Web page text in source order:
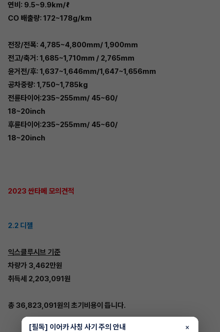
연비: 9.5~9.9km/ℓ
CO 배출량: 172~178g/km
전장/전폭: 4,785~4,800mm/ 1,900mm
전고/축거: 1,685~1,710mm / 2,765mm
윤거전/후: 1,637~1,646mm/1,647~1,656mm
공차중량: 1,750~1,785kg
전륜타이어:235~255mm/ 45~60/
18~20inch
후륜타이어:235~255mm/ 45~60/
18~20inch
2023 싼타페 모의견적
2.2 디젤
익스클루시브 기준
차량가 3,462만원
취득세 2,203,091원
총 36,823,091원의 초기비용이 듭니다.
[필독] 이어카 사칭 사기 주의 안내 ×